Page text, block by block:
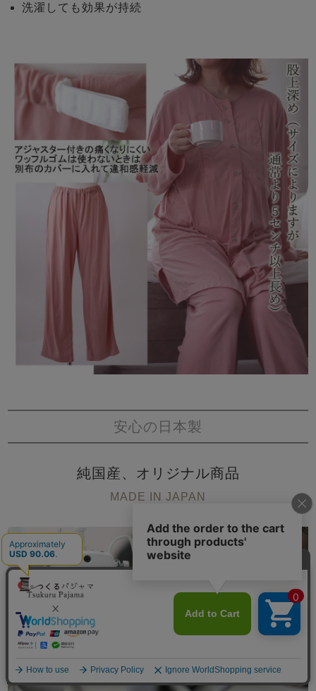
メニュー
洗濯しても効果が持続
安心の日本製
純国産、オリジナル商品
MADE IN JAPAN